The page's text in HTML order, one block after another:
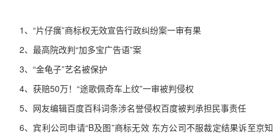
1、 “片仔癀”商标权无效宣告行政纠纷案一审有果
2、 最高院改判“加多宝广告语”案
3、 “金龟子”艺名被保护
4、获赔50万！“途歌佩奇车上纹”一审被判侵权
5、网友编辑百度百科词条涉名誉侵权百度被判承担民事责任
6、宾利公司申请“B及图”商标无效 东方公司不服裁定结果诉至京知